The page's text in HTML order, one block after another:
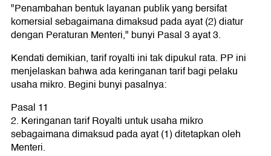
"Penambahan bentuk layanan publik yang bersifat
komersial sebagaimana dimaksud pada ayat (2) diatur
dengan Peraturan Menteri," bunyi Pasal 3 ayat 3.
Kendati demikian, tarif royalti ini tak dipukul rata. PP ini
menjelaskan bahwa ada keringanan tarif bagi pelaku
usaha mikro. Begini bunyi pasalnya:
Pasal 11
2. Keringanan tarif Royalti untuk usaha mikro
sebagaimana dimaksud pada ayat (1) ditetapkan oleh
Menteri.